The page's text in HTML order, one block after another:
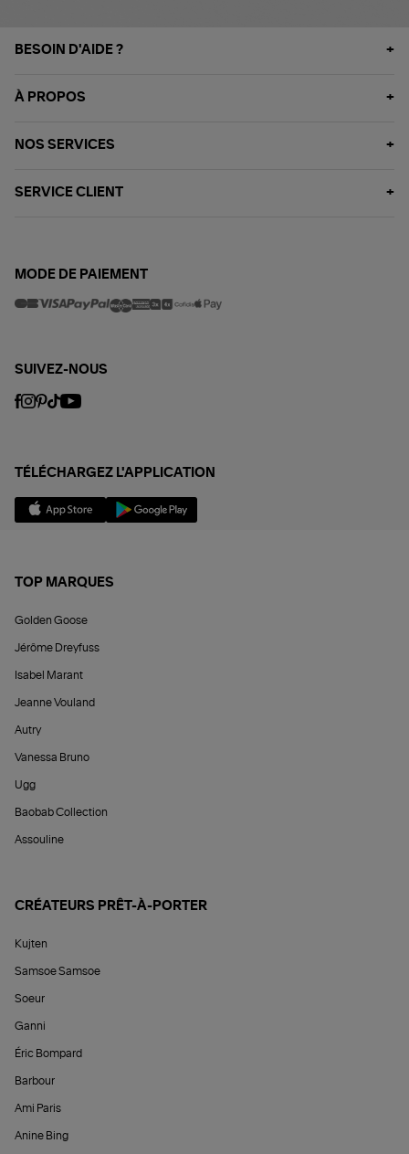
BESOIN D'AIDE ?
À PROPOS
NOS SERVICES
SERVICE CLIENT
MODE DE PAIEMENT
SUIVEZ-NOUS
TÉLÉCHARGEZ L'APPLICATION
TOP MARQUES
Golden Goose
Jérôme Dreyfuss
Isabel Marant
Jeanne Vouland
Autry
Vanessa Bruno
Ugg
Baobab Collection
Assouline
CRÉATEURS PRÊT-À-PORTER
Kujten
Samsoe Samsoe
Soeur
Ganni
Éric Bompard
Barbour
Ami Paris
Anine Bing